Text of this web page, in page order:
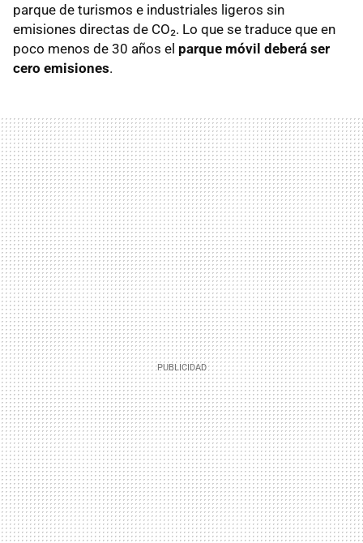
parque de turismos e industriales ligeros sin
emisiones directas de CO₂. Lo que se traduce que en
poco menos de 30 años el parque móvil deberá ser
cero emisiones.